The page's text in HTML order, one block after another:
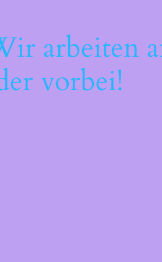
arbeiten
vorbei!